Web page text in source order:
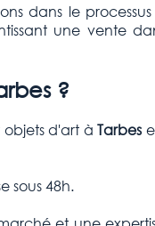
dans le
une vente
?
objets d'art àTarbes
sous 48h.